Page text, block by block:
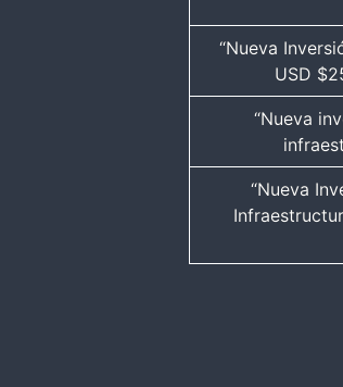
“Nueva
USD
“Nueva
“Nueva